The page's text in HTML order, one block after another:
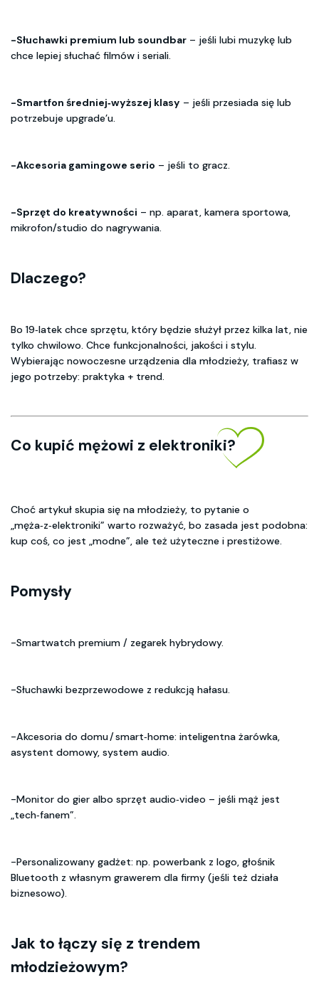
-Słuchawki premium lub soundbar – jeśli lubi muzykę lub
chce lepiej słuchać filmów i seriali.
-Smartfon średniej‑wyższej klasy – jeśli przesiada się lub
potrzebuje upgrade’u.
-Akcesoria gamingowe serio – jeśli to gracz.
-Sprzęt do kreatywności – np. aparat, kamera sportowa,
mikrofon/studio do nagrywania.
Dlaczego?
Bo 19‑latek chce sprzętu, który będzie służył przez kilka lat, nie
tylko chwilowo. Chce funkcjonalności, jakości i stylu.
Wybierając nowoczesne urządzenia dla młodzieży, trafiasz w
jego potrzeby: praktyka + trend.
Co kupić mężowi z elektroniki?
Choć artykuł skupia się na młodzieży, to pytanie o
„męża‑z‑elektroniki” warto rozważyć, bo zasada jest podobna:
kup coś, co jest „modne”, ale też użyteczne i prestiżowe.
Pomysły
-Smartwatch premium / zegarek hybrydowy.
-Słuchawki bezprzewodowe z redukcją hałasu.
-Akcesoria do domu / smart‑home: inteligentna żarówka,
asystent domowy, system audio.
-Monitor do gier albo sprzęt audio‑video – jeśli mąż jest
„tech‑fanem”.
-Personalizowany gadżet: np. powerbank z logo, głośnik
Bluetooth z własnym grawerem dla firmy (jeśli też działa
biznesowo).
Jak to łączy się z trendem
młodzieżowym?